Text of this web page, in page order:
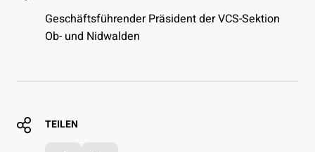
Geschäftsführender Präsident der VCS-Sektion
Ob- und Nidwalden
TEILEN